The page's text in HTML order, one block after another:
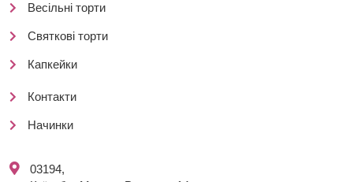
Весільні торти
Святкові торти
Капкейки
Контакти
Начинки
03194,